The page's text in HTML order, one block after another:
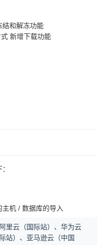
结和解冻功能
新增下载功能
机 / 数据库的导入
里云（国际站）、华为云
站）、亚马逊云（中国